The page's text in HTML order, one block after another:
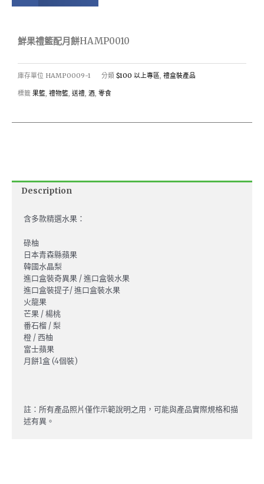
鮮果禮籃配月餅HAMP0010
庫存單位 HAMP0009-1 分類 $100 以上專區, 禮盒裝產品
標籤 果籃, 禮物籃, 送禮, 酒, 零食
Description
含多款精選水果：
碌柚
日本青森縣蘋果
韓國水晶梨
進口盒裝奇異果 / 進口盒裝水果
進口盒裝提子/ 進口盒裝水果
火龍果
芒果 / 楊桃
番石榴 / 梨
橙 / 西柚
富士蘋果
月餅1盒 (4個裝)
註：所有產品照片僅作示範說明之用，可能與產品實際規格和描
述有異。